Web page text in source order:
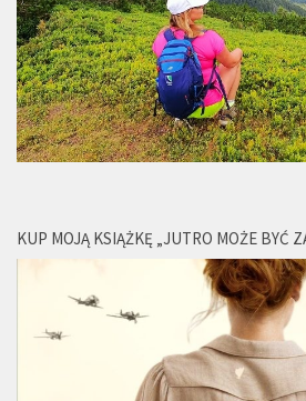
KUP MOJĄ KSIĄŻKĘ „JUTRO MOŻE BYĆ